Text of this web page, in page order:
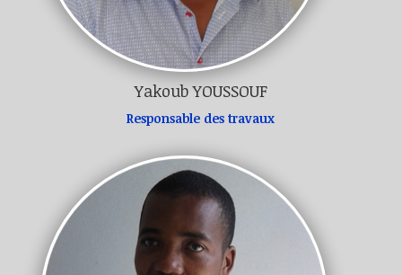
Yakoub YOUSSOUF
Responsable des travaux